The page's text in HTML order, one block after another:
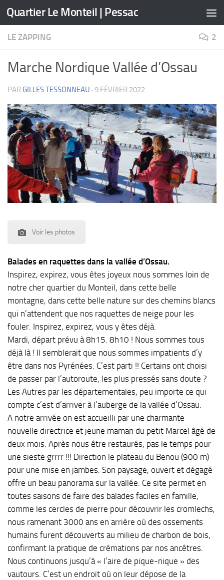
Skip to content
Quartier Le Monteil | Pessac
LE ZAPPING 2
Marche Nordique Vallée d’Ossau
PARGILLES TESSONNEAU · 9 FÉVRIER 2022
Voir les photos
Balades en raquettes dans la vallée d’Ossau.
Inspirez, expirez, vous êtes joyeux nous sommes loin de
notre cher quartier du Monteil, dans cette belle
montagne, dans cette belle nature sur des chemins blancs
qui n’attendent que nos raquettes de neige pour les
fouler. Inspirez, expirez, vous y êtes déjà.
Mardi, départ prévu à 8h15. 8h10 ! Nous sommes tous
déjà là ! Il semblerait que nous sommes impatients d’y
être dans nos Pyrénées. C’est parti !! Certains ont choisi
de passer par l’autoroute, les plus pressés sans doute ?
Les Autres par les départementales, peu importe ce qui
compte c’est d’arriver à l’auberge de la vallée d’Ossau.
A notre arrivée on est accueilli par une charmante
nouvelle directrice et jeune maman du petit Marcel âgé de
deux mois. Après nous être restaurés, pas le temps pour
une sieste grrrr !!! Direction le plateau du Benou (900 m)
pour une mise en jambes. Son paysage, ouvert et dégagé
offre un beau panorama sur la vallée. Ce site permet en
toutes saisons de faire des balades faciles en famille,
comme les cercles de pierre pour découvrir les cromlechs,
nous ramenant 3000 ans en arrière où des ossements
humains furent découverts au milieu de charbon de bois,
confirmant la pratique de crémations par nos ancêtres.
Nous continuons jusqu’à « l’aire de pique-nique » des
vautours. C’est un endroit où on leur dépose de la